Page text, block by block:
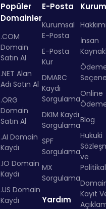
Popüler
Domainler
.COM
Domain
Satın Al
.NET Alan
Adı Satın Al
.ORG
Domain
Satın Al
.AI Domain
Kaydı
.IO Domain
Kaydı
.US Domain
Kaydı
E-Posta
Kurumsal
E-Posta
E-Posta
Kur
DMARC
Kaydı
Sorgulama
DKIM Kaydı
Sorgulama
SPF
Sorgulama
MX
Sorgulama
Yardım
İnsan
Online
Blog
Hukuki
ve
Kayıt